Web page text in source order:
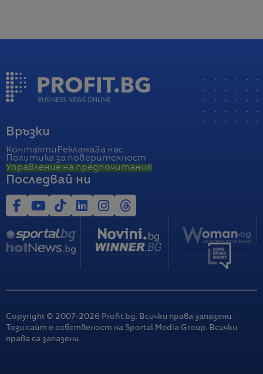
Връзки
Контакти РекламаЗа нас
Политика за поверителност
Управление на предпочитания
Последвай ни
Copyright © 2007-2026 Profit.bg. Всички права запазени.
Този сайт е собственост на Sportal Media Group. Всички
права са запазени.